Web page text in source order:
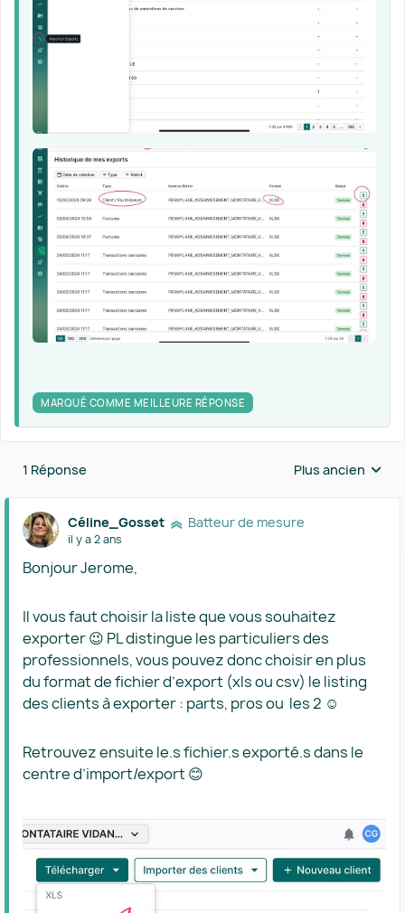
MARQUÉ COMME MEILLEURE RÉPONSE
1 Réponse Réponses triées
Plus ancien
Céline_Gosset Batteur de mesure
il y a 2 ans
Bonjour Jerome,
Il vous faut choisir la liste que vous souhaitez
exporter 😉 PL distingue les particuliers des
professionnels, vous pouvez donc choisir en plus
du format de fichier d’export (xls ou csv) le listing
des clients à exporter : parts, pros ou les 2 ☺️
Retrouvez ensuite le.s fichier.s exporté.s dans le
centre d’import/export 😊